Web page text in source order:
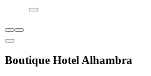
Boutique Hotel Alhambra